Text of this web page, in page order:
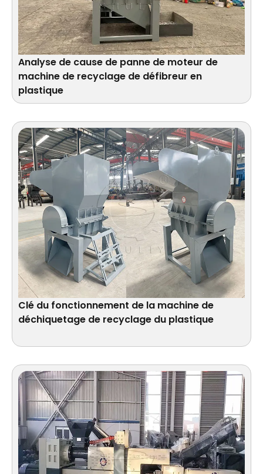
Analyse de cause de panne de moteur de
machine de recyclage de défibreur en
plastique
Clé du fonctionnement de la machine de
déchiquetage de recyclage du plastique